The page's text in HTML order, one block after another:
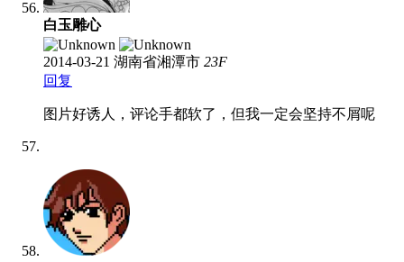
白玉雕心
2014-03-21 湖南省湘潭市 23F
回复
图片好诱人，评论手都软了，但我一定会坚持不屑呢